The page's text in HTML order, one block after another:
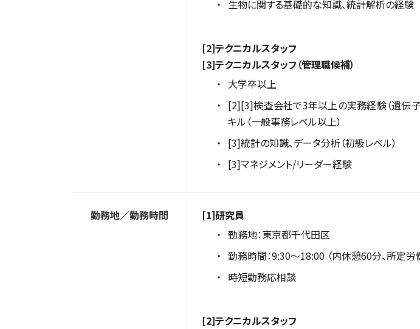
生物に関する基礎的な知識、統計解析の経験
[2]テクニカルスタッフ
[3]テクニカルスタッフ（管理職候補）
大学卒以上
[2][3]検査会社で3年以上の実務経験（遺伝
キル（一般事務レベル以上）
[3]統計の知識、データ分析（初級レベル）
[3]マネジメント/リーダー経験
勤務地／勤務時間
[1]研究員
勤務地：東京都千代田区
勤務時間：9:30～18:00 （内休憩60分、所定労
時短勤務応相談
[2]テクニカルスタッフ